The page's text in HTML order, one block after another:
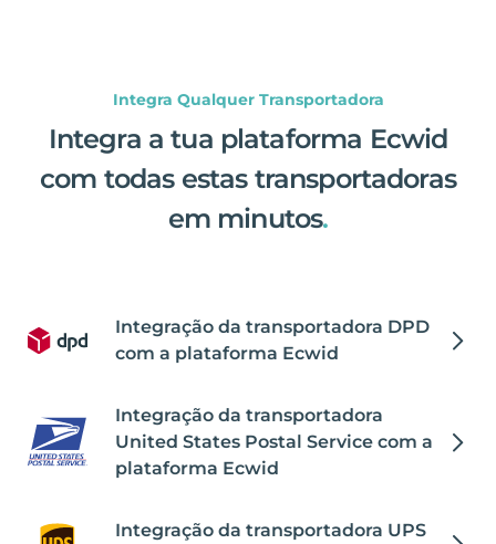
Integra Qualquer Transportadora
Integra a tua plataforma Ecwid
com todas estas transportadoras
em minutos.
Integração da transportadora DPD
com a plataforma Ecwid
Integração da transportadora
United States Postal Service com a
plataforma Ecwid
Integração da transportadora UPS